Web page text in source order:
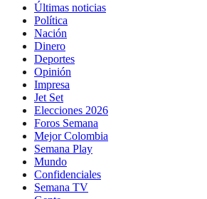
Últimas noticias
Política
Nación
Dinero
Deportes
Opinión
Impresa
Jet Set
Elecciones 2026
Foros Semana
Mejor Colombia
Semana Play
Mundo
Confidenciales
Semana TV